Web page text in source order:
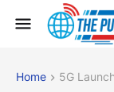
Home 5G Launch